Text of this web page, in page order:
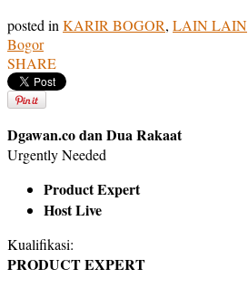
posted inKARIR BOGOR, LAIN LAIN
Bogor
SHARE
Dgawan.co dan Dua Rakaat
Urgently Needed
Product Expert
Host Live
Kualifikasi:
PRODUCT EXPERT